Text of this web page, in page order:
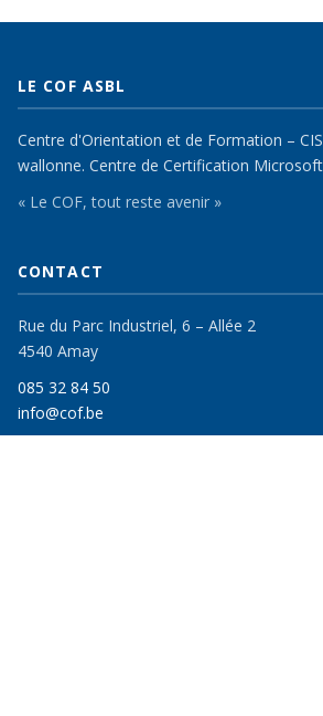
LE COF ASBL
Centre d'Orientation et de Formation –
wallonne. Centre de Certification
« Le COF, tout reste avenir »
CONTACT
Rue du Parc Industriel, 6 – Allée 2
4540 Amay
085 32 84 50
info@cof.be